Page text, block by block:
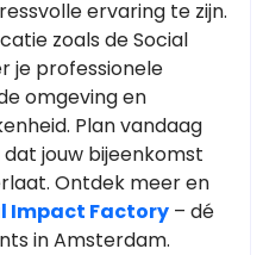
ervaring te zijn.
zoals de Social
je professionele
omgeving en
Plan vandaag
jouw bijeenkomst
Ontdek meer en
Impact Factory – dé
in Amsterdam.